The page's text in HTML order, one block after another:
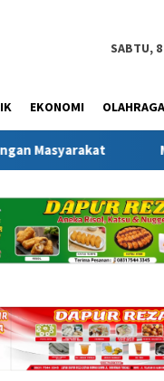
SABTU,
EKONOMI OLAHRAGA
Melalui Gerakan